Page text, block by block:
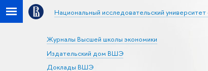
Национальный исследовательский
Журналы Высшей школы экономики
Издательский дом ВШЭ
Доклады ВШЭ